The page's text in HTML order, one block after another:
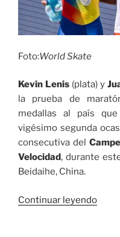
vida
Foto:World Skate
Kevin Lenis (plata) y
la prueba de
medallas al país
vigésimo segunda
consecutiva del
Velocidad, durante
Beidaihe, China.
Continuar leyendo